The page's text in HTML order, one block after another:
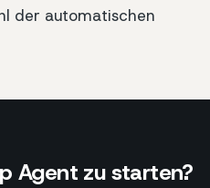
der automatischen
Agent zu starten?